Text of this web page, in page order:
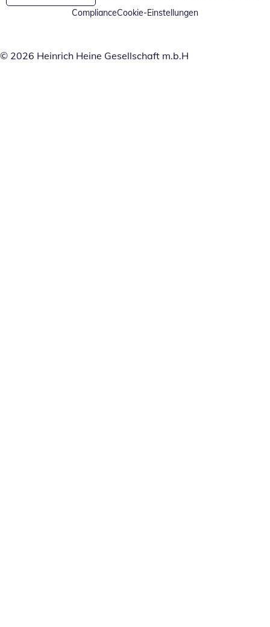
ComplianceCookie-Einstellungen
© 2026 Heinrich Heine Gesellschaft m.b.H